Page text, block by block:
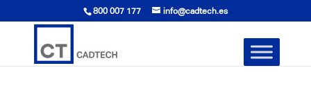
800 007 177 info@cadtech.es